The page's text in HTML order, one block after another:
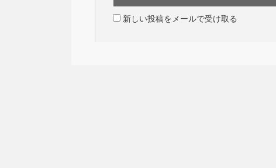
新しい投稿をメールで受け取る